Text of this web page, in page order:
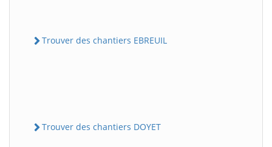
Trouver des chantiers EBREUIL
Trouver des chantiers DOYET